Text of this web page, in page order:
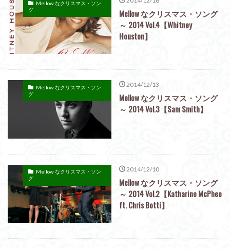
Mellow なクリスマス・ソン
グ
Mellow なクリスマス・ソング
～ 2014 Vol.4【Whitney
Houston】
Mellow なクリスマス・ソン
グ
2014/12/13
Mellow なクリスマス・ソング
～ 2014 Vol.3【Sam Smith】
Mellow なクリスマス・ソン
グ
2014/12/10
Mellow なクリスマス・ソング
～ 2014 Vol.2【Katharine McPhee
ft. Chris Botti】